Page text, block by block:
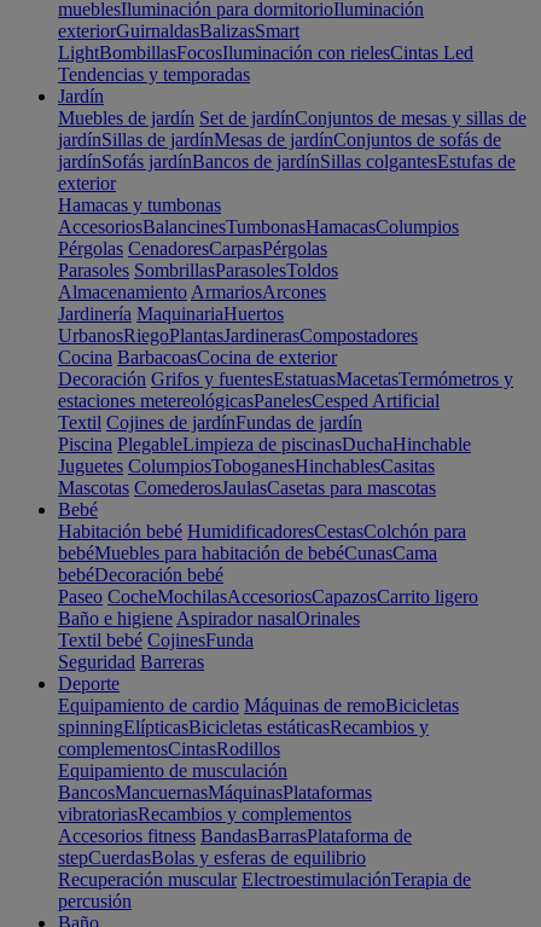
mueblesIluminación para dormitorioIluminación
exteriorGuirnaldasBalizasSmart
LightBombillasFocosIluminación con rielesCintas Led
Tendencias y temporadas
Jardín
Muebles de jardín Set de jardínConjuntos de mesas y sillas de
jardínSillas de jardínMesas de jardínConjuntos de sofás de
jardínSofás jardínBancos de jardínSillas colgantesEstufas de
exterior
Hamacas y tumbonas
AccesoriosBalancinesTumbonasHamacasColumpios
Pérgolas CenadoresCarpasPérgolas
Parasoles SombrillasParasolesToldos
Almacenamiento ArmariosArcones
Jardinería MaquinariaHuertos
UrbanosRiegoPlantasJardinerasCompostadores
Cocina BarbacoasCocina de exterior
Decoración Grifos y fuentesEstatuasMacetasTermómetros y
estaciones metereológicasPanelesCesped Artificial
Textil Cojines de jardínFundas de jardín
Piscina PlegableLimpieza de piscinasDuchaHinchable
Juguetes ColumpiosToboganesHinchablesCasitas
Mascotas ComederosJaulasCasetas para mascotas
Bebé
Habitación bebé HumidificadoresCestasColchón para
bebéMuebles para habitación de bebéCunasCama
bebéDecoración bebé
Paseo CocheMochilasAccesoriosCapazosCarrito ligero
Baño e higiene Aspirador nasalOrinales
Textil bebé CojinesFunda
Seguridad Barreras
Deporte
Equipamiento de cardio Máquinas de remoBicicletas
spinningElípticasBicicletas estáticasRecambios y
complementosCintasRodillos
Equipamiento de musculación
BancosMancuernasMáquinasPlataformas
vibratoriasRecambios y complementos
Accesorios fitness BandasBarrasPlataforma de
stepCuerdasBolas y esferas de equilibrio
Recuperación muscular ElectroestimulaciónTerapia de
percusión
Baño